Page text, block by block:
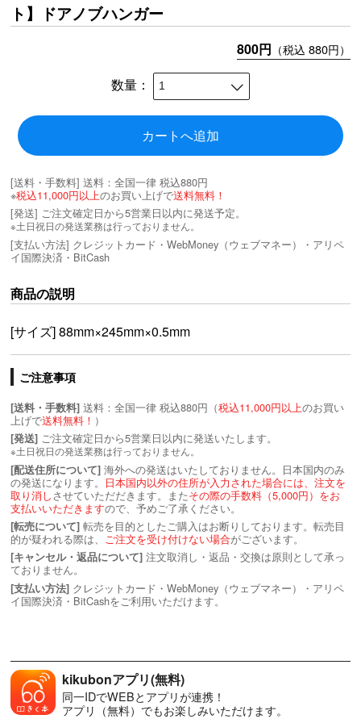
ト】ドアノブハンガー
800円 （税込 880円）
数量：
カートへ追加
[送料・手数料] 送料：全国一律 税込880円
※税込11,000円以上のお買い上げで送料無料！
[発送] ご注文確定日から5営業日以内に発送予定。
※土日祝日の発送業務は行っておりません。
[支払い方法] クレジットカード・WebMoney（ウェブマネー）・アリペ
イ国際決済・BitCash
商品の説明
[サイズ] 88mm×245mm×0.5mm
ご注意事項
[送料・手数料] 送料：全国一律 税込880円（税込11,000円以上のお買い
上げで送料無料！ ）
[発送] ご注文確定日から5営業日以内に発送いたします。
※土日祝日の発送業務は行っておりません。
[配送住所について] 海外への発送はいたしておりません。日本国内のみ
の発送になります。 日本国内以外の住所が入力された場合には、注文を
取り消しさせていただだきます。またその際の手数料（5,000円）をお
支払いいただきますので、予めご了承ください。
[転売について] 転売を目的としたご購入はお断りしております。転売目
的が疑われる際は、 ご注文を受け付けない場合がございます。
[キャンセル・返品について] 注文取消し・返品・交換は原則として承っ
ておりません。
[支払い方法] クレジットカード・WebMoney（ウェブマネー）・アリペ
イ国際決済・BitCashをご利用いただけます。
kikubonアプリ(無料)
同一IDでWEBとアプリが連携！
アプリ（無料）でもお楽しみいただけます。